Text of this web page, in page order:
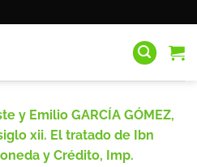
y Emilio GARCÍA GÓMEZ,
xii. El tratado de Ibn
y Crédito, Imp.